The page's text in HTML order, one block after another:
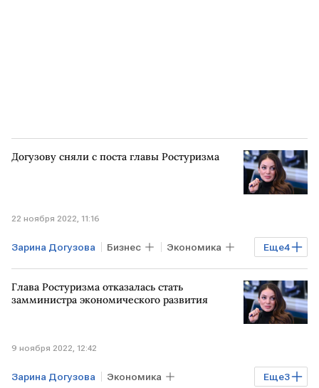
Догузову сняли с поста главы Ростуризма
22 ноября 2022, 11:16
Еще4
Зарина Догузова Бизнес Экономика
Госпроекты Туризм Ростуризм
Правительство РФ
Глава Ростуризма отказалась стать
замминистра экономического развития
9 ноября 2022, 12:42
Еще3
Зарина Догузова Экономика